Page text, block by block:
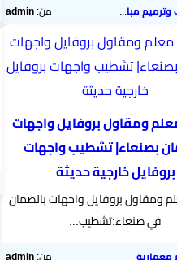
مباني من:admin
ومقاول بروفايل واجهات
بصنعاء| تشطيب واجهات
بروفايل خارجية حديثة
ومقاول بروفايل واجهات بالضمان
في صنعاء:تشطيب...